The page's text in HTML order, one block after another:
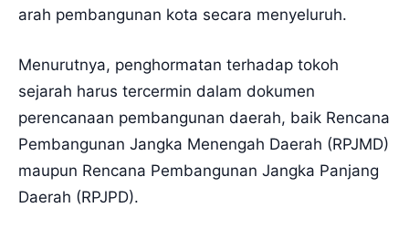
arah pembangunan kota secara menyeluruh.
Menurutnya, penghormatan terhadap tokoh
sejarah harus tercermin dalam dokumen
perencanaan pembangunan daerah, baik Rencana
Pembangunan Jangka Menengah Daerah (RPJMD)
maupun Rencana Pembangunan Jangka Panjang
Daerah (RPJPD).